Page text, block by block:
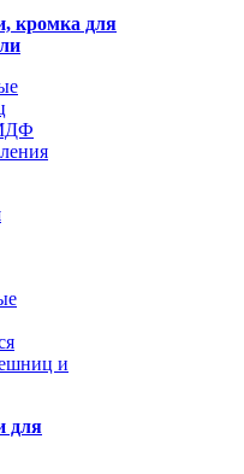
кромка для
и
для